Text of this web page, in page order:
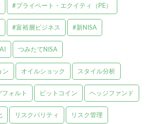
#プライベート・エクイティ（PE）
#富裕層ビジネス #新NISA
AI つみたてNISA
ン オイルショック スタイル分析
フォルト ビットコイン ヘッジファンド
リスクパリティ リスク管理